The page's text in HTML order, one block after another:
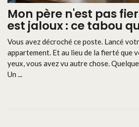
Mon père n'est pas
est jaloux : ce tabou
Vous avez décroché ce poste. Lancé
appartement. Et au lieu de la fierté que
yeux, vous avez vu autre chose.
Un ...